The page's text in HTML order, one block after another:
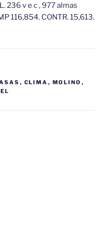
236 v e c , 977 almas
116,854. CONTR. 15,613.
, CLIMA , MOLINO ,